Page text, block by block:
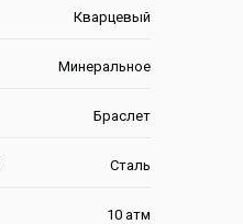
Кварцевый
Минеральное
Браслет
Сталь
10 атм